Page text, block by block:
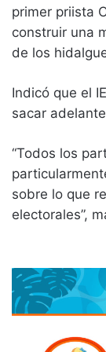
primer priista
construir una
de los
Indicó que el
sacar
“Todos los
sobre lo que
electorales”,